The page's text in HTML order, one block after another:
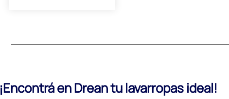
¡Encontrá en Drean tu lavarropas ideal!